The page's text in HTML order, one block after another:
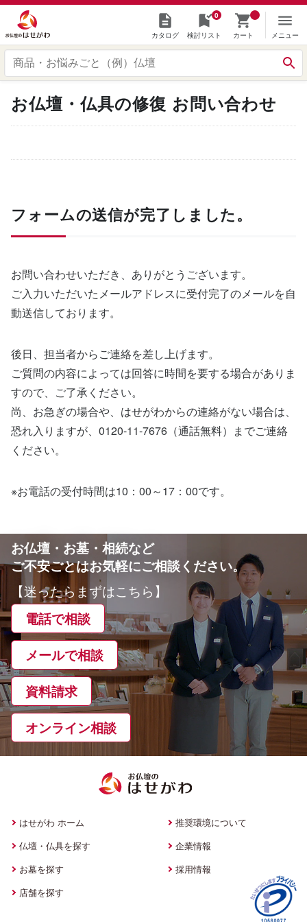
カタログ
0
検討リスト カート メニュー
お仏壇・仏具の修復 お問い合わせ
フォームの送信が完了しました。
お問い合わせいただき、ありがとうございます。
ご入力いただいたメールアドレスに受付完了のメールを自
動送信しております。
後日、担当者からご連絡を差し上げます。
ご質問の内容によっては回答に時間を要する場合がありま
すので、ご了承ください。
尚、お急ぎの場合や、はせがわからの連絡がない場合は、
恐れ入りますが、0120-11-7676（通話無料）までご連絡
ください。
※お電話の受付時間は10：00～17：00です。
お仏壇・お墓・相続など
ご不安ごとはお気軽にご相談ください。
【迷ったらまずはこちら】
電話で相談
メールで相談
資料請求
オンライン相談
はせがわ ホーム
仏壇・仏具を探す
お墓を探す
店舗を探す
推奨環境について
企業情報
採用情報